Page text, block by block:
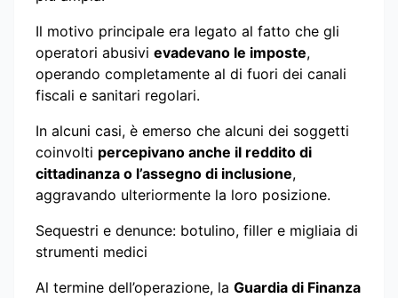
Il motivo principale era legato al fatto che gli
operatori abusivi evadevano le imposte,
operando completamente al di fuori dei canali
fiscali e sanitari regolari.
In alcuni casi, è emerso che alcuni dei soggetti
coinvolti percepivano anche il reddito di
cittadinanza o l’assegno di inclusione,
aggravando ulteriormente la loro posizione.
Sequestri e denunce: botulino, filler e migliaia di
strumenti medici
Al termine dell’operazione, la Guardia di Finanza